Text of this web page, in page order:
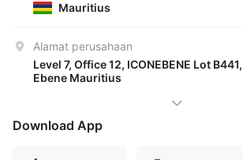
Mauritius
Alamat perusahaan
Level 7, Office 12, ICONEBENE Lot
Ebene Mauritius
Download App